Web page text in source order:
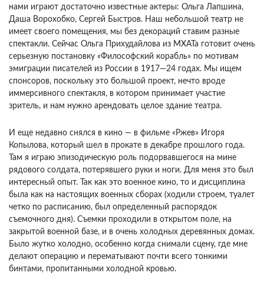
нами играют достаточно известные актеры: Ольга Лапшина,
Даша Ворохобко, Сергей Быстров. Наш небольшой театр не
имеет своего помещения, мы без декораций ставим разные
спектакли. Сейчас Ольга Прихудайлова из МХАТа готовит очень
серьезную постановку «Философский корабль» по мотивам
эмиграции писателей из России в 1917—24 годах. Мы ищем
спонсоров, поскольку это большой проект, нечто вроде
иммерсивного спектакля, в котором принимает участие
зритель, и нам нужно арендовать целое здание театра.
И еще недавно снялся в кино — в фильме «Ржев» Игоря
Копылова, который шел в прокате в декабре прошлого года.
Там я играю эпизодическую роль подорвавшегося на мине
рядового солдата, потерявшего руки и ноги. Для меня это был
интересный опыт. Так как это военное кино, то и дисциплина
была как на настоящих военных сборах (ходили строем, туалет
четко по расписанию, был определенный распорядок
съемочного дня). Съемки проходили в открытом поле, на
закрытой военной базе, и в очень холодных деревянных домах.
Было жутко холодно, особенно когда снимали сцену, где мне
делают операцию и перематывают почти всего тонкими
бинтами, пропитанными холодной кровью.